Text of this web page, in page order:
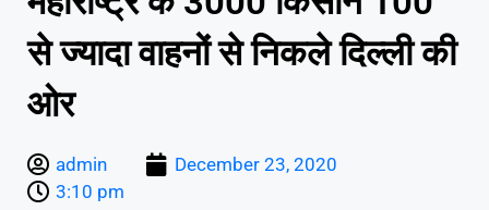
से ज्यादा वाहनों से निकले दिल्ली की
ओर
admin
December 23, 2020
3:10 pm